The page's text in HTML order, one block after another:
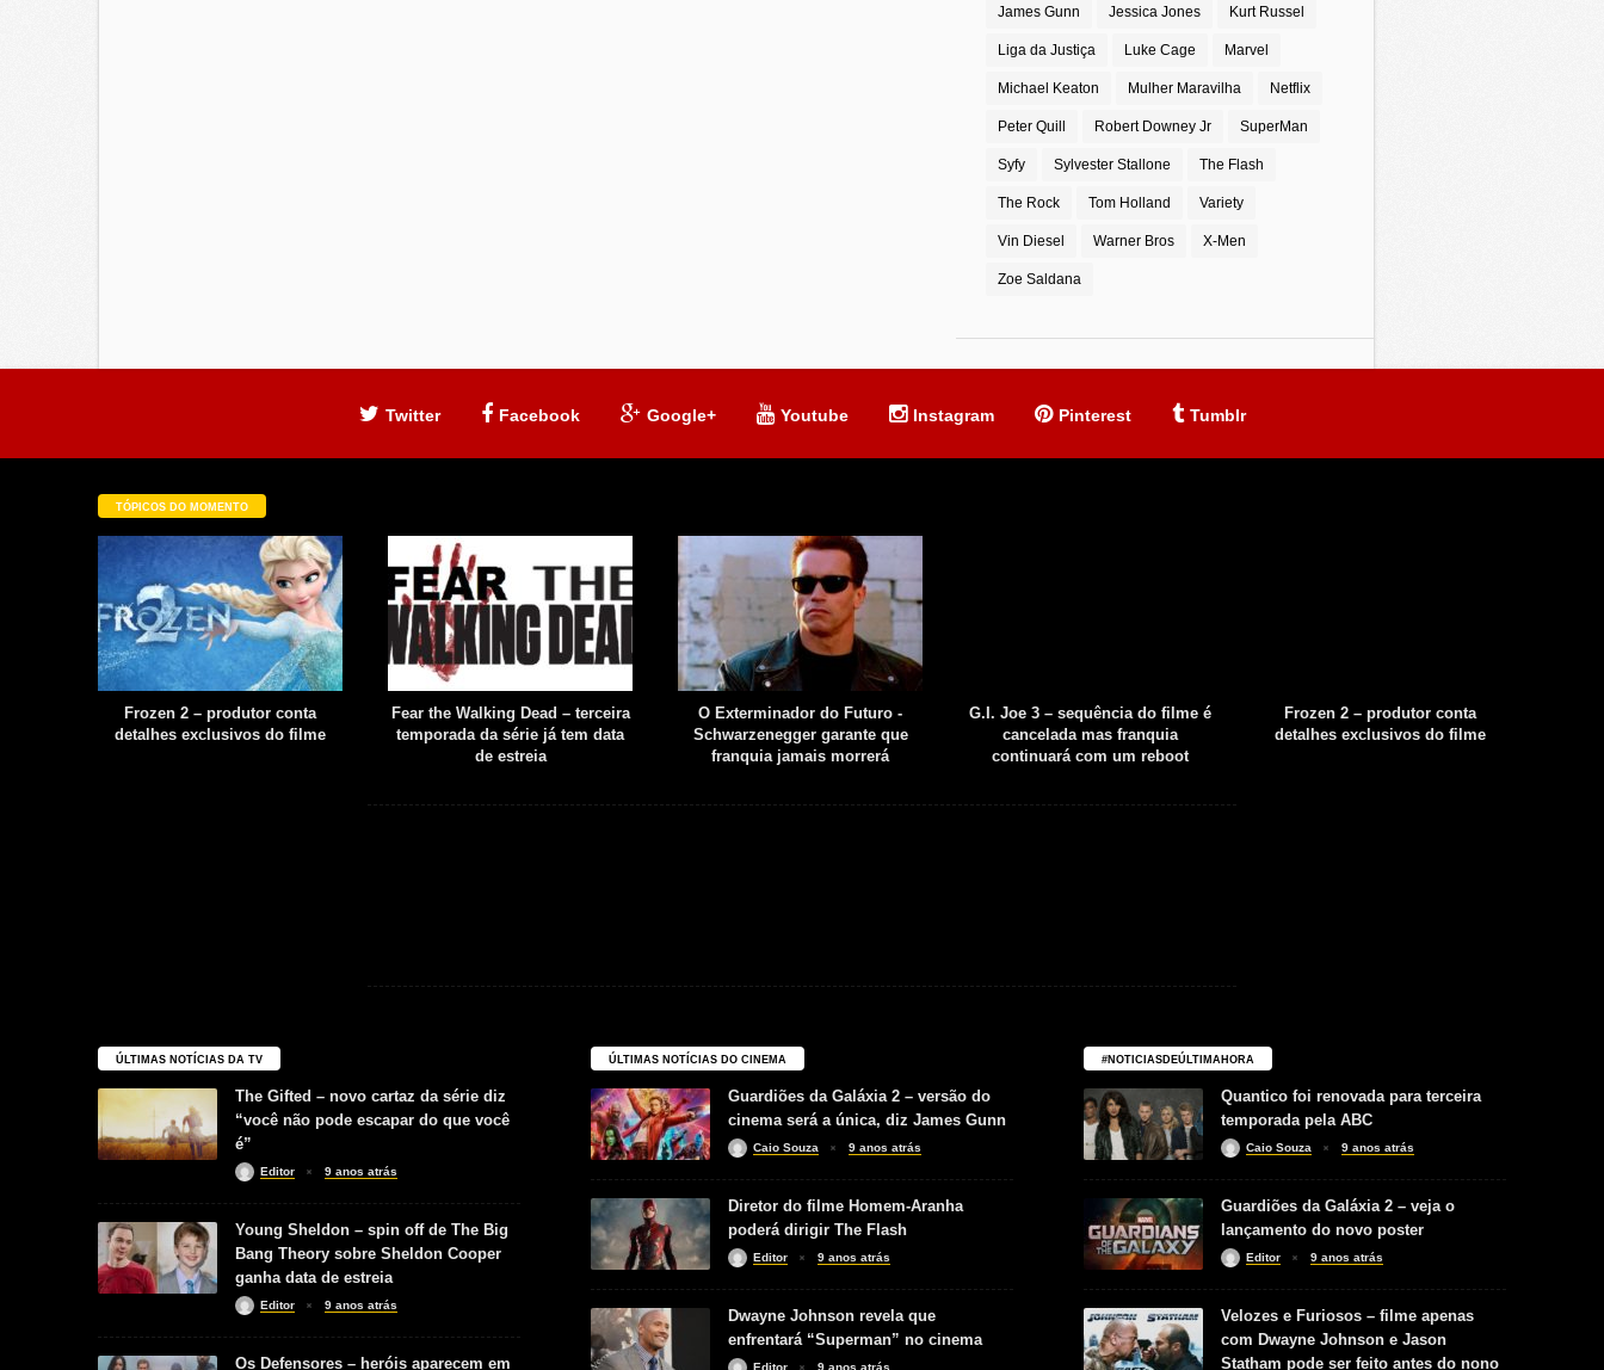
James Gunn Jessica Jones Kurt Russel
Liga da Justiça Luke Cage Marvel
Michael Keaton Mulher Maravilha Netflix
Peter Quill Robert Downey Jr SuperMan
Syfy Sylvester Stallone The Flash
The Rock Tom Holland Variety
Vin Diesel Warner Bros X-Men
Zoe Saldana
Twitter Facebook Google+ Youtube Instagram Pinterest Tumblr
TÓPICOS DO MOMENTO
Frozen 2 – produtor conta
detalhes exclusivos do filme
Fear the Walking Dead – terceira
temporada da série já tem data
de estreia
O Exterminador do Futuro -
Schwarzenegger garante que
franquia jamais morrerá
G.I. Joe 3 – sequência do filme é
cancelada mas franquia
continuará com um reboot
Frozen 2 – produtor conta
detalhes exclusivos do filme
ÚLTIMAS NOTÍCIAS DA TV
The Gifted – novo cartaz da série diz
“você não pode escapar do que você
é”
Editor 9 anos atrás
Young Sheldon – spin off de The Big
Bang Theory sobre Sheldon Cooper
ganha data de estreia
Editor 9 anos atrás
Os Defensores – heróis aparecem em
ÚLTIMAS NOTÍCIAS DO CINEMA
Guardiões da Galáxia 2 – versão do
cinema será a única, diz James Gunn
Caio Souza 9 anos atrás
Diretor do filme Homem-Aranha
poderá dirigir The Flash
Editor 9 anos atrás
Dwayne Johnson revela que
enfrentará “Superman” no cinema
Editor 9 anos atrás
#NOTICIASDEÚLTIMAHORA
Quantico foi renovada para terceira
temporada pela ABC
Caio Souza 9 anos atrás
Guardiões da Galáxia 2 – veja o
lançamento do novo poster
Editor 9 anos atrás
Velozes e Furiosos – filme apenas
com Dwayne Johnson e Jason
Statham pode ser feito antes do nono